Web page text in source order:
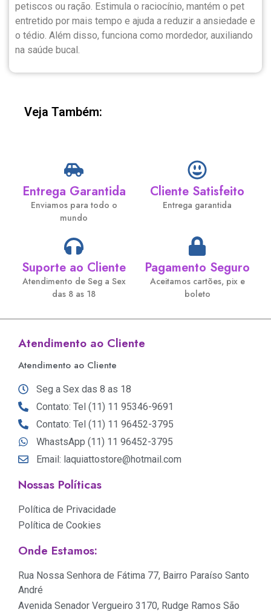
petiscos ou ração. Estimula o raciocínio, mantém o pet
entretido por mais tempo e ajuda a reduzir a ansiedade e
o tédio. Além disso, funciona como mordedor, auxiliando
na saúde bucal.
Veja Também:
Entrega Garantida
Enviamos para todo o
mundo
Cliente Satisfeito
Entrega garantida
Suporte ao Cliente
Atendimento de Seg a Sex
das 8 as 18
Pagamento Seguro
Aceitamos cartões, pix e
boleto
Atendimento ao Cliente
Atendimento ao Cliente
Seg a Sex das 8 as 18
Contato: Tel (11) 11 95346-9691
Contato: Tel (11) 11 96452-3795
WhastsApp (11) 11 96452-3795
Email: laquiattostore@hotmail.com
Nossas Políticas
Política de Privacidade
Política de Cookies
Onde Estamos:
Rua Nossa Senhora de Fátima 77, Bairro Paraíso Santo
André
Avenida Senador Vergueiro 3170, Rudge Ramos São